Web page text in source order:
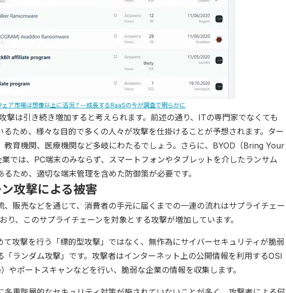
ア市場は想像以上に活況？--成長するRaaSの今が調査で明らかに
撃は引き続き増加すると考えられます。前述の通り、ITの専門家でなくても
ため、様々な目的で多くの人々が攻撃を仕掛けることが予想されます。ター
教育機関、医療機関など多岐にわたるでしょう。さらに、BYOD（Bring Your
では、PC端末のみならず、スマートフォンやタブレットを介したランサム
ため、適切な端末管理を含めた防御策が必要です。
攻撃による被害
販売などを通じて、消費者の手元に届くまでの一連の流れはサプライチェー
、このサプライチェーンを対象とする攻撃が増加しています。
攻撃を行う「標的型攻撃」ではなく、無作為にサイバーセキュリティが脆弱
ランダム攻撃」です。攻撃者はインターネット上の公開情報を利用するOSI
ポートスキャンなどを行い、脆弱な企業の情報を収集します。